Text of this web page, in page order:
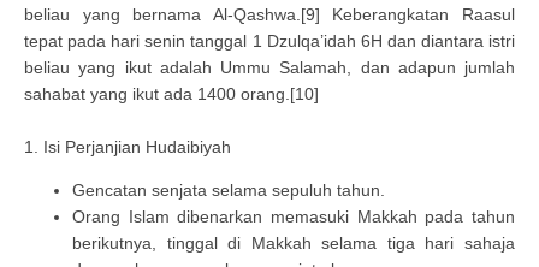
beliau yang bernama Al-Qashwa.[9] Keberangkatan Raasul
tepat pada hari senin tanggal 1 Dzulqa’idah 6H dan diantara istri
beliau yang ikut adalah Ummu Salamah, dan adapun jumlah
sahabat yang ikut ada 1400 orang.[10]
1. Isi Perjanjian Hudaibiyah
Gencatan senjata selama sepuluh tahun.
Orang Islam dibenarkan memasuki Makkah pada tahun
berikutnya, tinggal di Makkah selama tiga hari sahaja